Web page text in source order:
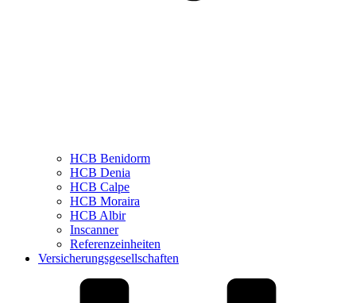
HCB Benidorm
HCB Denia
HCB Calpe
HCB Moraira
HCB Albir
Inscanner
Referenzeinheiten
Versicherungsgesellschaften